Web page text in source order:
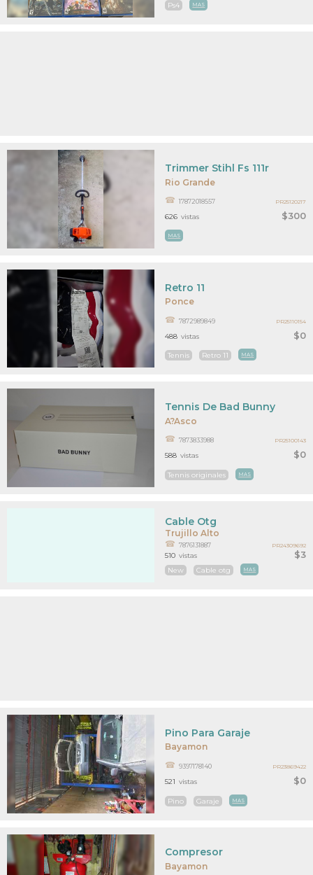
Ps4 MAS
Rio Grande
$300
Trimmer Stihl Fs 111r
17872018557
MAS
626 vistas
PR25120217
Ponce
$0
Retro 11
7872989849
Tennis Retro 11 MAS
488 vistas
PR25110154
A?asco
$0
Tennis De Bad Bunny
7873833988
Tennis originales MAS
588 vistas
PR25100143
Trujillo Alto
$3
Cable Otg
7876131887
New Cable otg MAS
510 vistas
PR24309692
Bayamon
$0
Pino Para Garaje
9397178140
Pino Garaje MAS
521 vistas
PR23869422
Bayamon
Compresor